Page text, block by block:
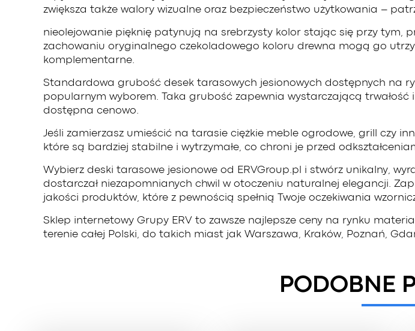
zwiększa także walory wizualne oraz bezpieczeństwo użytkowania –
nieolejowanie pięknię patynują na srebrzysty kolor stając się przy tym,
zachowaniu oryginalnego czekoladowego koloru drewna mogą go
komplementarne.
Standardowa grubość desek tarasowych jesionowych dostępnych na
popularnym wyborem. Taka grubość zapewnia wystarczającą trwałość
dostępna cenowo.
Jeśli zamierzasz umieścić na tarasie ciężkie meble ogrodowe, grill czy
które są bardziej stabilne i wytrzymałe, co chroni je przed
Wybierz deski tarasowe jesionowe od ERVGroup.pl i stwórz unikalny,
dostarczał niezapomnianych chwil w otoczeniu naturalnej elegancji.
jakości produktów, które z pewnością spełnią Twoje oczekiwania
Sklep internetowy Grupy ERV to zawsze najlepsze ceny na rynku
terenie całej Polski, do takich miast jak Warszawa, Kraków, Poznań,
PODOBNE